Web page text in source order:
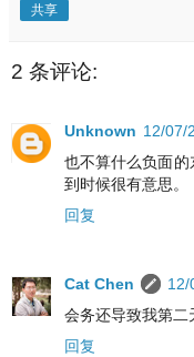
共享
2 条评论:
Unknown 12/07/
也不算什么负面
到时候很有意思。
回复
Cat Chen
12/
会务还导致我第二
回复